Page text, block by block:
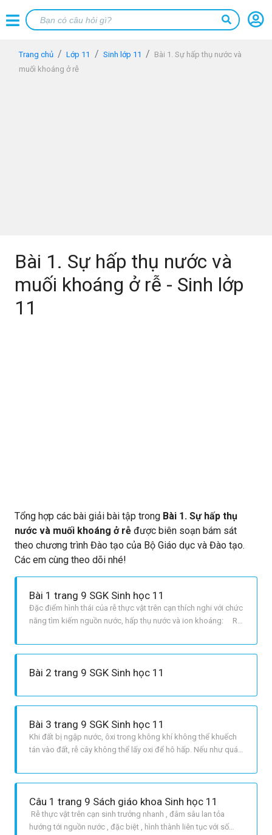
Trang chủ Lớp 11 Sinh lớp 11
Bài 1. Sự hấp thụ nước và
muối khoáng ở rễ
Bài 1. Sự hấp thụ nước và
muối khoáng ở rễ - Sinh lớp
11
Tổng hợp các bài giải bài tập trong Bài 1. Sự hấp thụ
nước và muối khoáng ở rễ được biên soạn bám sát
theo chương trình Đào tạo của Bộ Giáo dục và Đào tạo.
Các em cùng theo dõi nhé!
Bài 1 trang 9 SGK Sinh học 11
Đặc điểm hình thái của rễ thực vật trên cạn thích nghi với chức
năng tìm kiếm nguồn nước, hấp thụ nước và ion khoáng: Rễ
loại rễ đều thích nghi với việc tìm kiếm nguồn nước, hấp thụ
Bài 2 trang 9 SGK Sinh học 11
Bài 3 trang 9 SGK Sinh học 11
Khi đất bị ngập nước, ôxi trong không khí không thể khuếch
tán vào đất, rễ cây không thể lấy oxi để hô hấp. Nếu như quá
ra các chất độc hại đối với tế bào lông hút, các lông hút trên rễ
Câu 1 trang 9 Sách giáo khoa Sinh học 11
Rễ thực vật trên cạn sinh trưởng nhanh , đâm sâu lan tỏa
hướng tới nguồn nước , đặc biệt , hình thành liên tục với số